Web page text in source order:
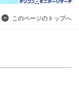
このページのトップへ